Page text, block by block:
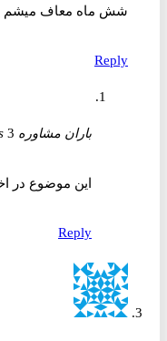
شش ماه معاف میشم یا
Reply
باران مشاوره says 3 سال ago
این موضوع در
Reply